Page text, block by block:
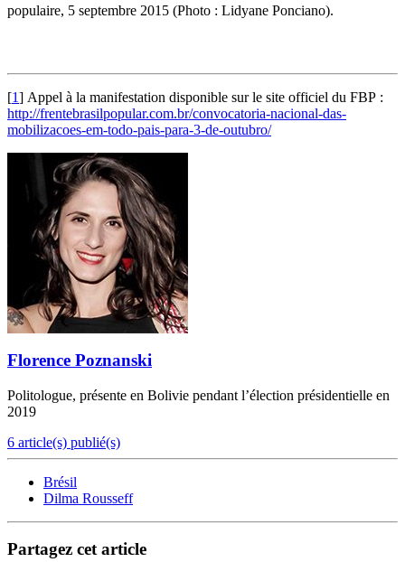
populaire, 5 septembre 2015 (Photo : Lidyane Ponciano).
[1] Appel à la manifestation disponible sur le site officiel du FBP :
http://frentebrasilpopular.com.br/convocatoria-nacional-das-
mobilizacoes-em-todo-pais-para-3-de-outubro/
Florence Poznanski
Politologue, présente en Bolivie pendant l’élection présidentielle en
2019
6 article(s) publié(s)
Brésil
Dilma Rousseff
Partagez cet article